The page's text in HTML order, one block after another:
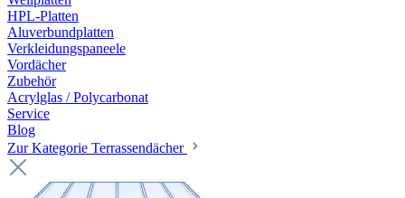
HPL-Platten
Aluverbundplatten
Verkleidungspaneele
Vordächer
Zubehör
Acrylglas / Polycarbonat
Service
Blog
Zur Kategorie Terrassendächer